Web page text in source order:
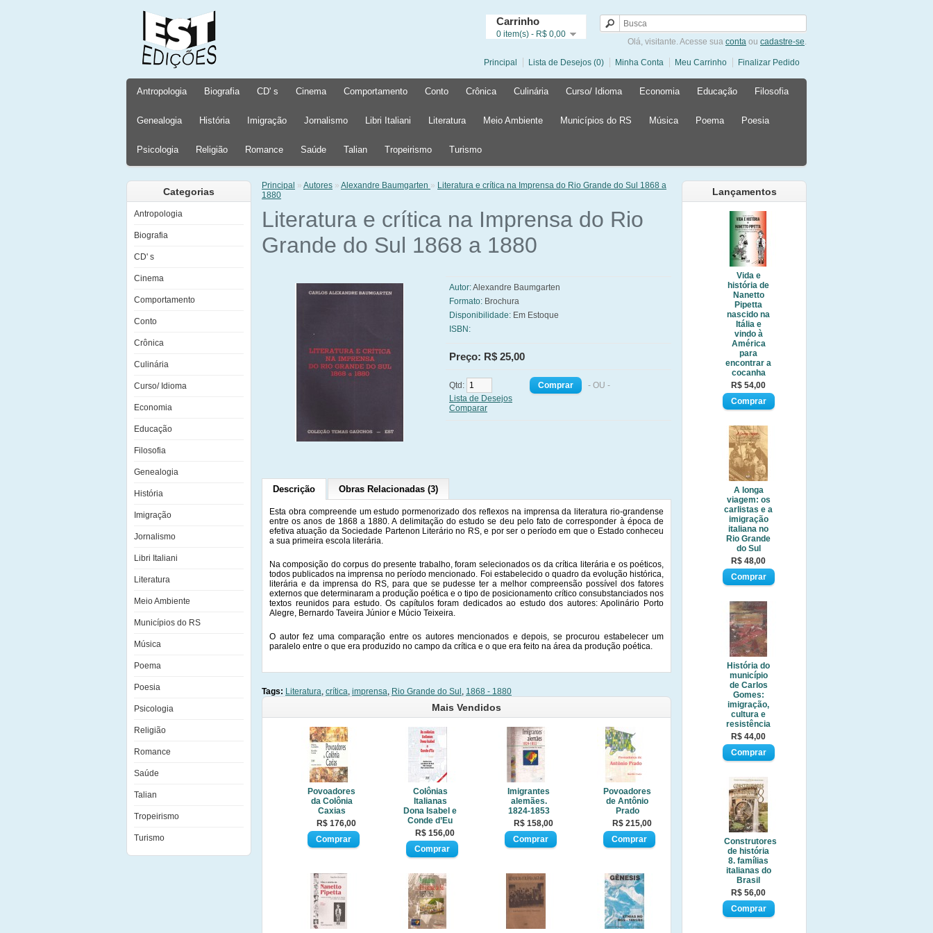
Carrinho
0 item(s) - R$ 0,00
Olá, visitante. Acesse sua conta ou cadastre-se.
Principal Lista de Desejos (0) Minha Conta Meu Carrinho Finalizar Pedido
Antropologia Biografia CD' s Cinema Comportamento Conto Crônica Culinária Curso/ Idioma Economia Educação Filosofia
Genealogia História Imigração Jornalismo Libri Italiani Literatura Meio Ambiente Municípios do RS Música Poema Poesia
Psicologia Religião Romance Saúde Talian Tropeirismo Turismo
Categorias
Antropologia
Biografia
CD' s
Cinema
Comportamento
Conto
Crônica
Culinária
Curso/ Idioma
Economia
Educação
Filosofia
Genealogia
História
Imigração
Jornalismo
Libri Italiani
Literatura
Meio Ambiente
Municípios do RS
Música
Poema
Poesia
Psicologia
Religião
Romance
Saúde
Talian
Tropeirismo
Turismo
Lançamentos
Vida e
história de
Nanetto
Pipetta
nascido na
Itália e
vindo à
América
para
encontrar a
cocanha
R$ 54,00
A longa
viagem: os
carlistas e a
imigração
italiana no
Rio Grande
do Sul
R$ 48,00
História do
município
de Carlos
Gomes:
imigração,
cultura e
resistência
R$ 44,00
Construtores
de história
8. famílias
italianas do
Brasil
R$ 56,00
Principal » Autores » Alexandre Baumgarten » Literatura e crítica na Imprensa do Rio Grande do Sul 1868 a
1880
Literatura e crítica na Imprensa do Rio
Grande do Sul 1868 a 1880
Autor:Alexandre Baumgarten
Formato: Brochura
Disponibilidade: Em Estoque
ISBN:
Preço: R$ 25,00
Qtd:
- OU -
Lista de Desejos
Comparar
Descrição Obras Relacionadas (3)
Esta obra compreende um estudo pormenorizado dos reflexos na imprensa da literatura rio-grandense
entre os anos de 1868 a 1880. A delimitação do estudo se deu pelo fato de corresponder à época de
efetiva atuação da Sociedade Partenon Literário no RS, e por ser o período em que o Estado conheceu
a sua primeira escola literária.
Na composição do corpus do presente trabalho, foram selecionados os da crítica literária e os poéticos,
todos publicados na imprensa no período mencionado. Foi estabelecido o quadro da evolução histórica,
literária e da imprensa do RS, para que se pudesse ter a melhor compreensão possível dos fatores
externos que determinaram a produção poética e o tipo de posicionamento crítico consubstanciados nos
textos reunidos para estudo. Os capítulos foram dedicados ao estudo dos autores: Apolinário Porto
Alegre, Bernardo Taveira Júnior e Múcio Teixeira.
O autor fez uma comparação entre os autores mencionados e depois, se procurou estabelecer um
paralelo entre o que era produzido no campo da crítica e o que era feito na área da produção poética.
Tags: Literatura, crítica, imprensa, Rio Grande do Sul , 1868 - 1880
Mais Vendidos
Povoadores
da Colônia
Caxias
R$ 176,00
Colônias
Italianas
Dona Isabel e
Conde d’Eu
R$ 156,00
Imigrantes
alemães.
1824-1853
R$ 158,00
Povoadores
de Antônio
Prado
R$ 215,00